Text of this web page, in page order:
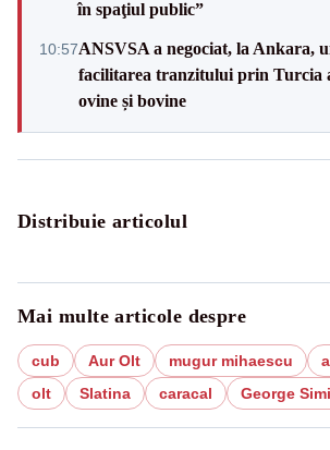
în spaţiul public”
10:57ANSVSA a negociat, la Ankara,
facilitarea tranzitului prin Turcia
ovine și bovine
Distribuie articolul
Mai multe articole despre
cub Aur Olt mugur mihaescu
olt
Slatina caracal George